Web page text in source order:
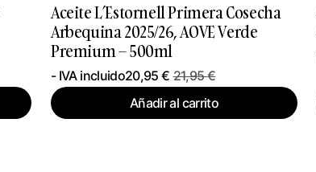
Aceite L’Estornell Primera Cosecha
Arbequina 2025/26, AOVE Verde
Premium – 500ml
21,95€
20,95€
- IVA incluido
Añadir al carrito